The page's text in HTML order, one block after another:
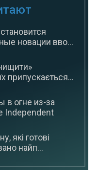
новации вво...
припускається...
в огне из-за
Independent
які готові
найп...